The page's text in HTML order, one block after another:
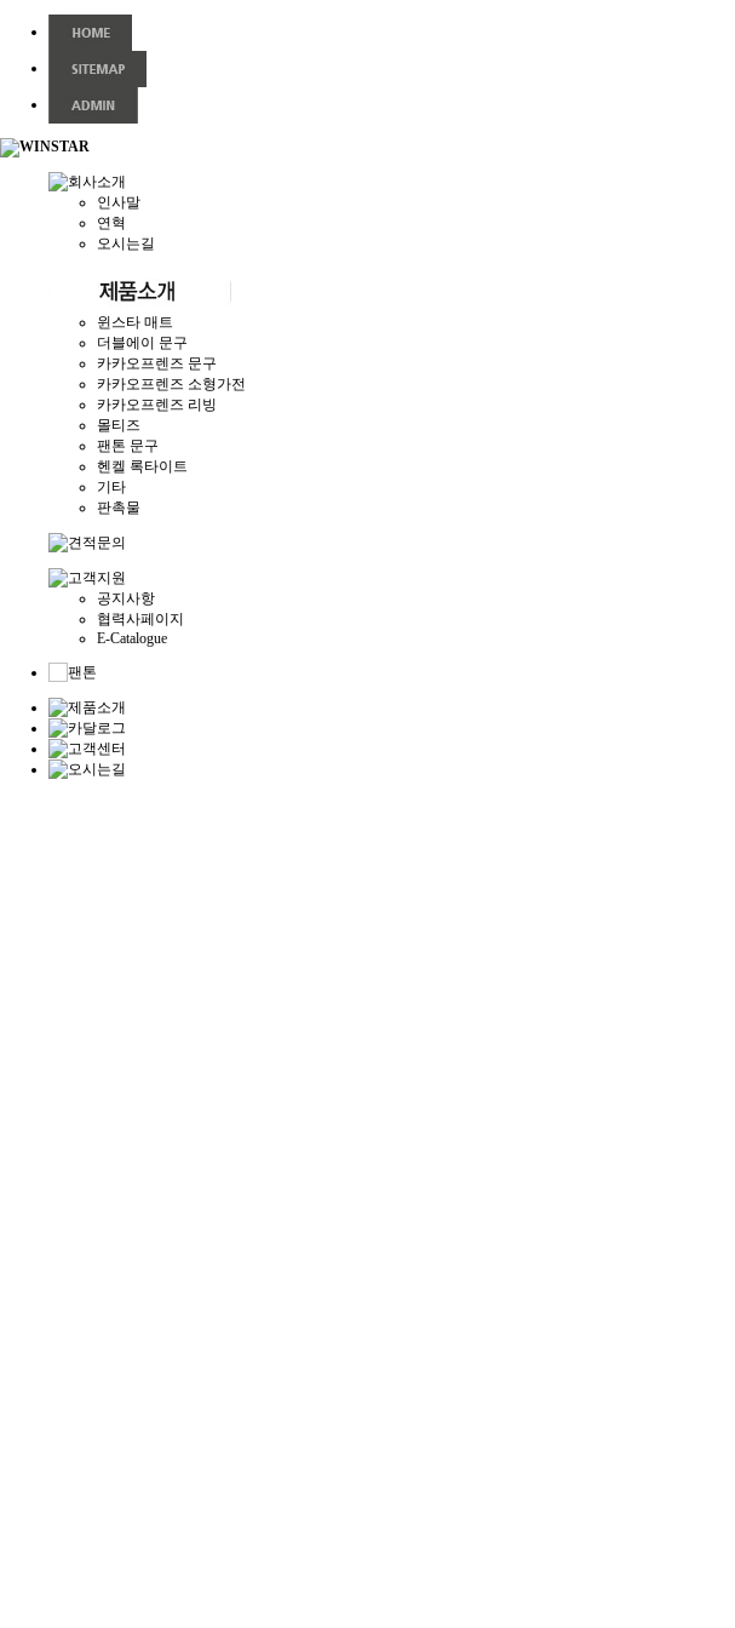
인사말
연혁
오시는길
윈스타 매트
더블에이 문구
카카오프렌즈 문구
카카오프렌즈 소형가전
카카오프렌즈 리빙
몰티즈
팬톤 문구
헨켈 록타이트
기타
판촉물
공지사항
협력사페이지
E-Catalogue